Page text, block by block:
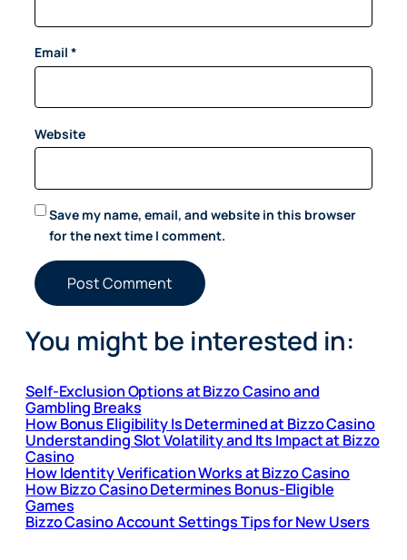
Email *
Website
Save my name, email, and website in this browser
for the next time I comment.
You might be interested in:
Self-Exclusion Options at Bizzo Casino and
Gambling Breaks
How Bonus Eligibility Is Determined at Bizzo Casino
Understanding Slot Volatility and Its Impact at Bizzo
Casino
How Identity Verification Works at Bizzo Casino
How Bizzo Casino Determines Bonus-Eligible
Games
Bizzo Casino Account Settings Tips for New Users